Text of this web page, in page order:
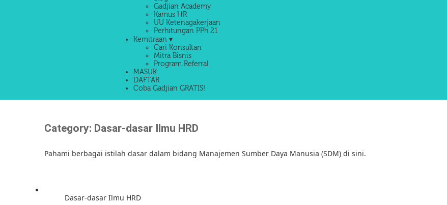
Gadjian Academy
Kamus HR
UU Ketenagakerjaan
Perhitungan PPh 21
Kemitraan ▾
Cari Konsultan
Mitra Bisnis
Program Referral
MASUK
DAFTAR
Coba Gadjian GRATIS!
Category: Dasar-dasar Ilmu HRD
Pahami berbagai istilah dasar dalam bidang Manajemen Sumber Daya Manusia (SDM) di sini.
Dasar-dasar Ilmu HRD